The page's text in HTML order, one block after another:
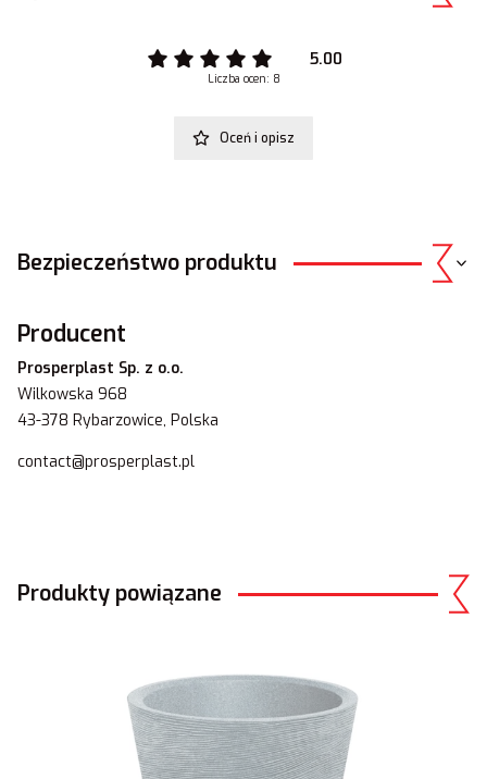
5.00
Liczba ocen: 8
Oceń i opisz
Bezpieczeństwo produktu
Producent
Prosperplast Sp. z o.o.
Wilkowska 968
43-378 Rybarzowice, Polska
contact@prosperplast.pl
Produkty powiązane